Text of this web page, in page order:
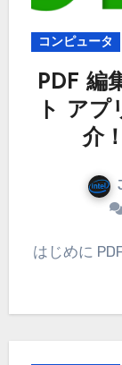
コンピュータ
PDF 編
ト ア
介
はじめに PDF。このファイル形式は色々な場面で